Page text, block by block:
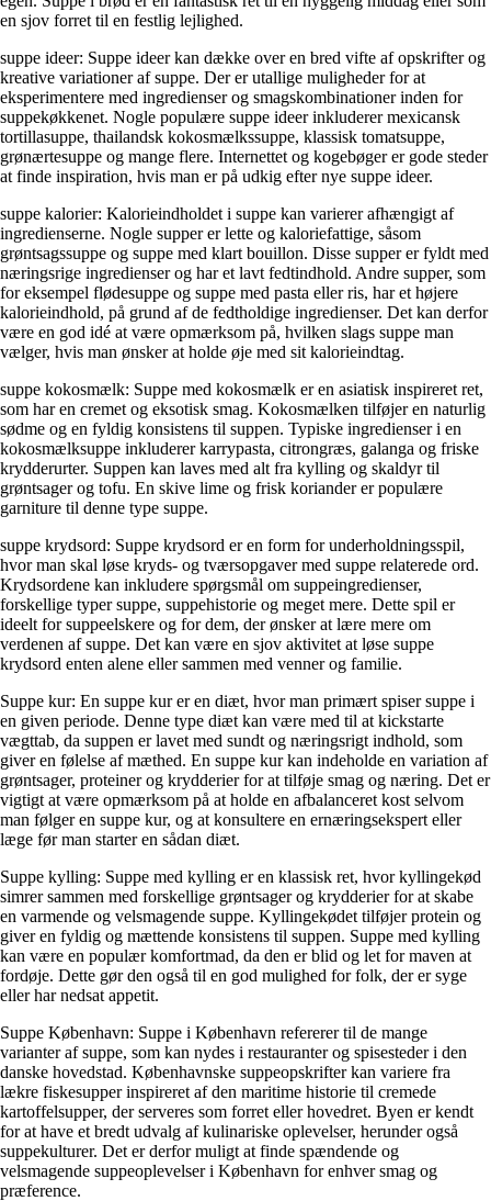
en sjov forret til en festlig lejlighed.
suppe ideer: Suppe ideer kan dække over en bred vifte af opskrifter og
kreative variationer af suppe. Der er utallige muligheder for at
eksperimentere med ingredienser og smagskombinationer inden for
suppekøkkenet. Nogle populære suppe ideer inkluderer mexicansk
tortillasuppe, thailandsk kokosmælkssuppe, klassisk tomatsuppe,
grønærtesuppe og mange flere. Internettet og kogebøger er gode steder
at finde inspiration, hvis man er på udkig efter nye suppe ideer.
suppe kalorier: Kalorieindholdet i suppe kan varierer afhængigt af
ingredienserne. Nogle supper er lette og kaloriefattige, såsom
grøntsagssuppe og suppe med klart bouillon. Disse supper er fyldt med
næringsrige ingredienser og har et lavt fedtindhold. Andre supper, som
for eksempel flødesuppe og suppe med pasta eller ris, har et højere
kalorieindhold, på grund af de fedtholdige ingredienser. Det kan derfor
være en god idé at være opmærksom på, hvilken slags suppe man
vælger, hvis man ønsker at holde øje med sit kalorieindtag.
suppe kokosmælk: Suppe med kokosmælk er en asiatisk inspireret ret,
som har en cremet og eksotisk smag. Kokosmælken tilføjer en naturlig
sødme og en fyldig konsistens til suppen. Typiske ingredienser i en
kokosmælksuppe inkluderer karrypasta, citrongræs, galanga og friske
krydderurter. Suppen kan laves med alt fra kylling og skaldyr til
grøntsager og tofu. En skive lime og frisk koriander er populære
garniture til denne type suppe.
suppe krydsord: Suppe krydsord er en form for underholdningsspil,
hvor man skal løse kryds- og tværsopgaver med suppe relaterede ord.
Krydsordene kan inkludere spørgsmål om suppeingredienser,
forskellige typer suppe, suppehistorie og meget mere. Dette spil er
ideelt for suppeelskere og for dem, der ønsker at lære mere om
verdenen af suppe. Det kan være en sjov aktivitet at løse suppe
krydsord enten alene eller sammen med venner og familie.
Suppe kur: En suppe kur er en diæt, hvor man primært spiser suppe i
en given periode. Denne type diæt kan være med til at kickstarte
vægttab, da suppen er lavet med sundt og næringsrigt indhold, som
giver en følelse af mæthed. En suppe kur kan indeholde en variation af
grøntsager, proteiner og krydderier for at tilføje smag og næring. Det er
vigtigt at være opmærksom på at holde en afbalanceret kost selvom
man følger en suppe kur, og at konsultere en ernæringsekspert eller
læge før man starter en sådan diæt.
Suppe kylling: Suppe med kylling er en klassisk ret, hvor kyllingekød
simrer sammen med forskellige grøntsager og krydderier for at skabe
en varmende og velsmagende suppe. Kyllingekødet tilføjer protein og
giver en fyldig og mættende konsistens til suppen. Suppe med kylling
kan være en populær komfortmad, da den er blid og let for maven at
fordøje. Dette gør den også til en god mulighed for folk, der er syge
eller har nedsat appetit.
Suppe København: Suppe i København refererer til de mange
varianter af suppe, som kan nydes i restauranter og spisesteder i den
danske hovedstad. Københavnske suppeopskrifter kan variere fra
lækre fiskesupper inspireret af den maritime historie til cremede
kartoffelsupper, der serveres som forret eller hovedret. Byen er kendt
for at have et bredt udvalg af kulinariske oplevelser, herunder også
suppekulturer. Det er derfor muligt at finde spændende og
velsmagende suppeoplevelser i København for enhver smag og
præference.